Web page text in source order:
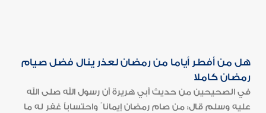
هل من أفطر أياما من رمضان لعذر ينال فضل صيام
رمضان كاملا
في الصحيحين من حديث أبي هريرة أن رسول الله صلى الله
عليه وسلم قال: من صام رمضان إيمانا ً واحتساباً غفر له ما